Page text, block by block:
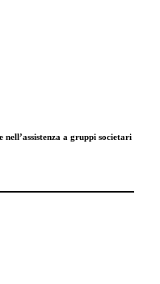
nell’assistenza a gruppi societari